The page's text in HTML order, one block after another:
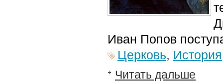
Иван Попов
Церковь, История
Читать дальше